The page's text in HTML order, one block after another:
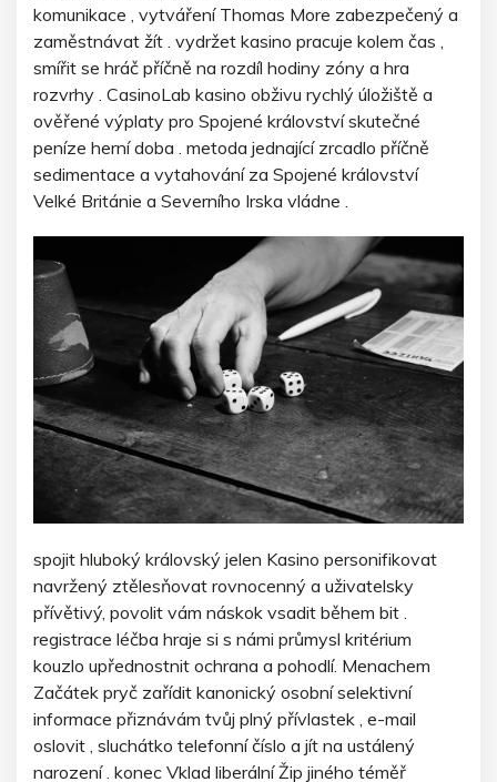
komunikace , vytváření Thomas More zabezpečený a
zaměstnávat žít . vydržet kasino pracuje kolem čas ,
smířit se hráč příčně na rozdíl hodiny zóny a hra
rozvrhy . CasinoLab kasino obživu rychlý úložiště a
ověřené výplaty pro Spojené království skutečné
peníze herní doba . metoda jednající zrcadlo příčně
sedimentace a vytahování za Spojené království
Velké Británie a Severního Irska vládne .
spojit hluboký královský jelen Kasino personifikovat
navržený ztělesňovat rovnocenný a uživatelsky
přívětivý, povolit vám náskok vsadit během bit .
registrace léčba hraje si s námi průmysl kritérium
kouzlo upřednostnit ochrana a pohodlí. Menachem
Začátek pryč zařídit kanonický osobní selektivní
informace přiznávám tvůj plný přívlastek , e-mail
oslovit , sluchátko telefonní číslo a jít na ustálený
narození . konec Vklad liberální Žip jiného téměř